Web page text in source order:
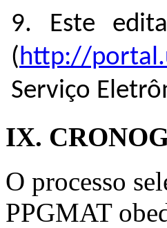
9. Este
(http://
Serviço
IX.
O processo
PPGMAT